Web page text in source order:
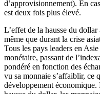
d’approvisionnement). En
est deux fois plus élevé.
L’effet de la hausse du
même que durant la crise
Tous les pays leaders en
monétaire, passant de
pondéré en fonction des
vu sa monnaie s’affaiblir, ce
développement économique.